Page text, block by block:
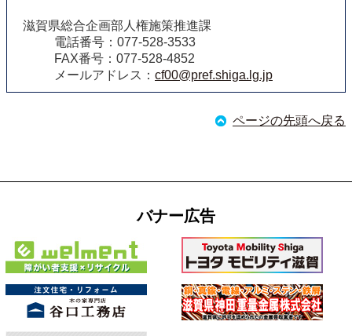
滋賀県総合企画部人権施策推進課
電話番号：077-528-3533
FAX番号：077-528-4852
メールアドレス： cf00@pref.shiga.lg.jp
ページの先頭へ戻る
バナー広告